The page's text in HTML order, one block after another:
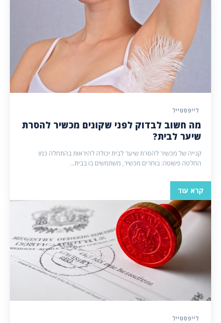
לייפסטייל
מה חשוב לבדוק לפני שקונים מכשיר להסרת
שיער לבית?
קנייה של מכשיר להסרת שיער לבית יכולה להיראות בהתחלה כמו
החלטה פשוטה: בוחרים מכשיר, משתמשים בו בבית...
קרא עוד
לייפסטייל